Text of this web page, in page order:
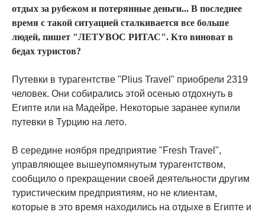
отдых за рубежом и потерянные деньги... В последнее
время с такой ситуацией сталкивается все больше
людей, пишет "ЛЕТУВОС РИТАС". Кто виноват в
бедах туристов?
Путевки в турагентстве "Plius Travel" приобрели 2319
человек. Они собирались этой осенью отдохнуть в
Египте или на Мадейре. Некоторые заранее купили
путевки в Турцию на лето.
В середине ноября предприятие "Fresh Travel",
управляющее вышеупомянутым турагентством,
сообщило о прекращении своей деятельности другим
туристическим предприятиям, но не клиентам,
которые в это время находились на отдыхе в Египте и